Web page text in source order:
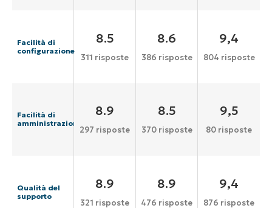
Facilità di
configurazione
8.5
311 risposte
8.6
386 risposte
9,4
804 risposte
Facilità di
amministrazione
8.9
297 risposte
8.5
370 risposte
9,5
80 risposte
Qualità del
supporto
8.9
321 risposte
8.9
476 risposte
9,4
876 risposte